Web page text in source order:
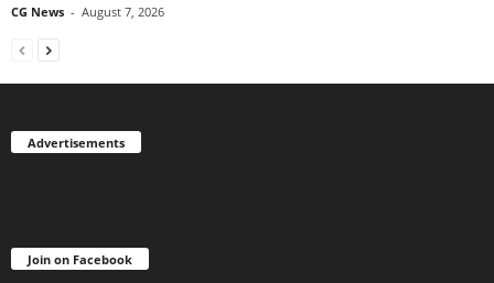
CG News - August 7, 2026
Advertisements
Join on Facebook